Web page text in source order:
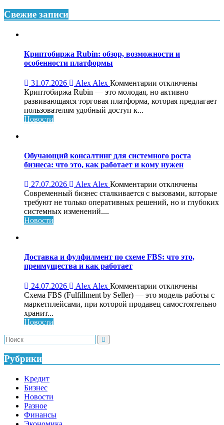
Свежие записи
Криптобиржа Rubin: обзор, возможности и
особенности платформы
31.07.2026 Alex Alex Комментарии к
записи
Криптобиржа
платформы
отключены
Криптобиржа Rubin — это молодая, но активно
развивающаяся торговая платформа, которая предлагает
пользователям удобный доступ к...
Новости
Обучающий консалтинг для системного роста
бизнеса: что это, как работает и кому нужен
27.07.2026 Alex Alex Комментарии к
записи
Обучающий
что
работает
и
кому
нужен
отключены
Современный бизнес сталкивается с вызовами, которые
требуют не только оперативных решений, но и глубоких
системных изменений....
Новости
Доставка и фулфилмент по схеме FBS: что это,
преимущества и как работает
24.07.2026 Alex Alex Комментарии к
записи
Доставка
это,
отключены
Схема FBS (Fulfillment by Seller) — это модель работы с
маркетплейсами, при которой продавец самостоятельно
хранит...
Новости
Рубрики
Kредит
Бизнес
Новости
Разное
Финансы